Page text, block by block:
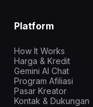
Platform
How It Works
Harga & Kredit
Gemini AI Chat
Program Afiliasi
Pasar Kreator
Kontak & Dukungan